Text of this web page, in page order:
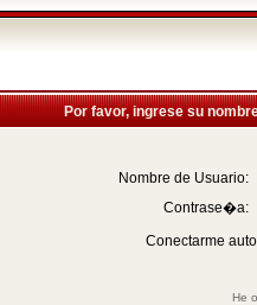
Por favor, ingrese su
Nombre de Usuario:
Contrase�a:
Conectarme
He